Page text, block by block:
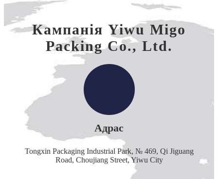
Кампанія Yiwu Migo
Packing Co., Ltd.
Адрас
Tongxin Packaging Industrial Park, № 469, Qi Jiguang
Road, Choujiang Street, Yiwu City